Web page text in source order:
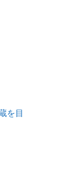
を目